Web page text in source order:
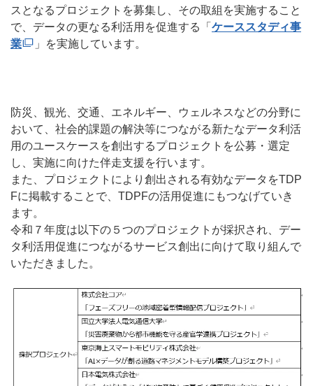
スとなるプロジェクトを募集し、その取組を実施すること
で、データの更なる利活用を促進する「 ケーススタディ事
業
」を実施しています。
防災、観光、交通、エネルギー、ウェルネスなどの分野に
おいて、社会的課題の解決等につながる新たなデータ利活
用のユースケースを創出するプロジェクトを公募・選定
し、実施に向けた伴走支援を行います。
また、プロジェクトにより創出される有効なデータをTDP
Fに掲載することで、TDPFの活用促進にもつなげていき
ます。
令和７年度は以下の５つのプロジェクトが採択され、デー
タ利活用促進につながるサービス創出に向けて取り組んで
いただきました。